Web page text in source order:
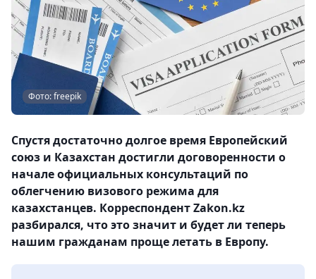
Фото: freepik
Спустя достаточно долгое время Европейский
союз и Казахстан достигли договоренности о
начале официальных консультаций по
облегчению визового режима для
казахстанцев. Корреспондент Zakon.kz
разбирался, что это значит и будет ли теперь
нашим гражданам проще летать в Европу.